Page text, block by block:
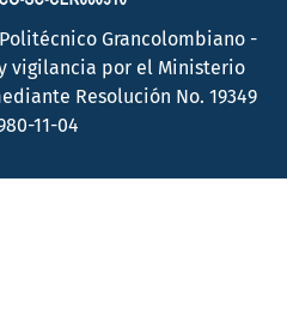
Grancolombiano -
vigilancia por el Ministerio
Resolución No. 19349
11-04